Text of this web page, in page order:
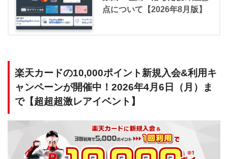
点について【2026年8月版】
楽天カードの10,000ポイント新規入会&利用キ
ャンペーンが開催中！2026年4月6日（月）ま
で【超超超激レアイベント】